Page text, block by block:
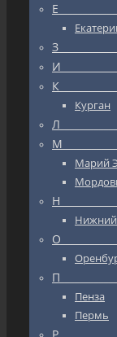
Курган
Марий
Пенза
Пермь